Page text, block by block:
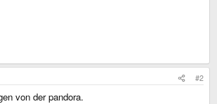
#2
von der pandora.